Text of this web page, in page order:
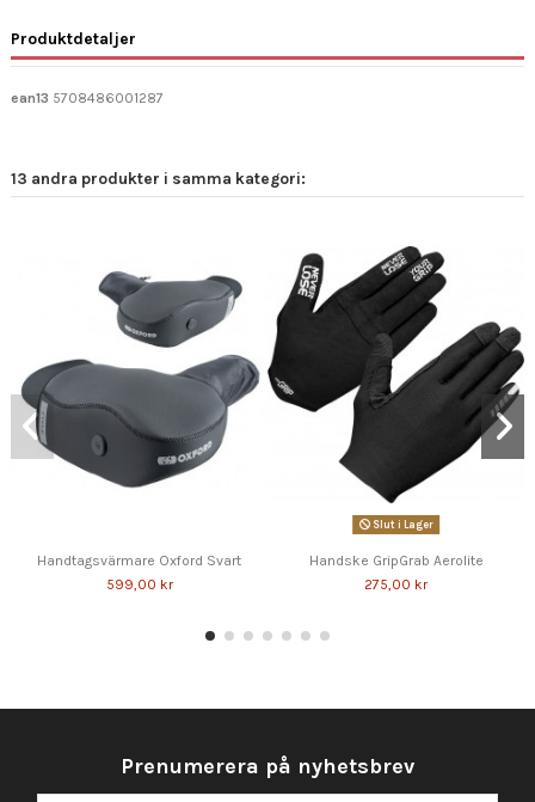
Produktdetaljer
ean13 5708486001287
13 andra produkter i samma kategori:
Handtagsvärmare Oxford Svart
599,00 kr
Slut i Lager
Handske GripGrab Aerolite
275,00 kr
Prenumerera på nyhetsbrev